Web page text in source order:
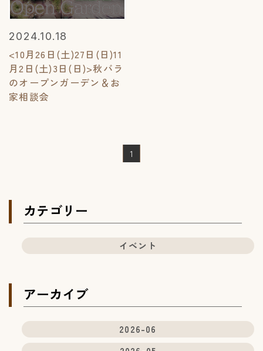
カテゴリー
イベント
アーカイブ
2026-06
2024.10.18
<10月26日(土)27日(日)11
月2日(土)3日(日)>秋バラ
のオープンガーデン＆お
家相談会
1